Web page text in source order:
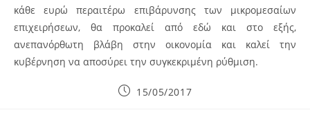
κάθε ευρώ περαιτέρω επιβάρυνσης των μικρομεσαίων
επιχειρήσεων, θα προκαλεί από εδώ και στο εξής,
ανεπανόρθωτη βλάβη στην οικονομία και καλεί την
κυβέρνηση να αποσύρει την συγκεκριμένη ρύθμιση.
Post15/05/2017